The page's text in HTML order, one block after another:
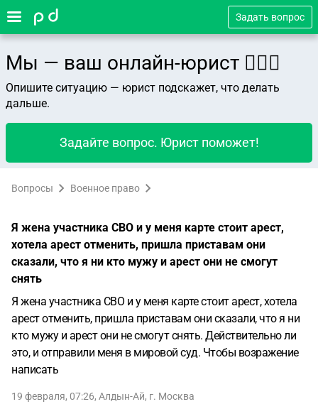
Задать вопрос
Мы — ваш онлайн-юрист 👨🏻‍⚖️
Опишите ситуацию — юрист подскажет, что делать
дальше.
Задайте вопрос. Юрист поможет!
Вопросы Военное право
Я жена участника СВО и у меня карте стоит арест,
хотела арест отменить, пришла приставам они
сказали, что я ни кто мужу и арест они не смогут
снять
Я жена участника СВО и у меня карте стоит арест, хотела
арест отменить, пришла приставам они сказали, что я ни
кто мужу и арест они не смогут снять. Действительно ли
это, и отправили меня в мировой суд. Чтобы возражение
написать
19 февраля, 07:26, Алдын-Ай, г. Москва